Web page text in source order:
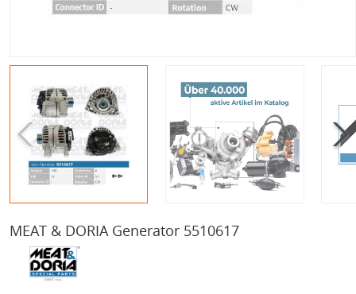
MEAT & DORIA Generator 5510617